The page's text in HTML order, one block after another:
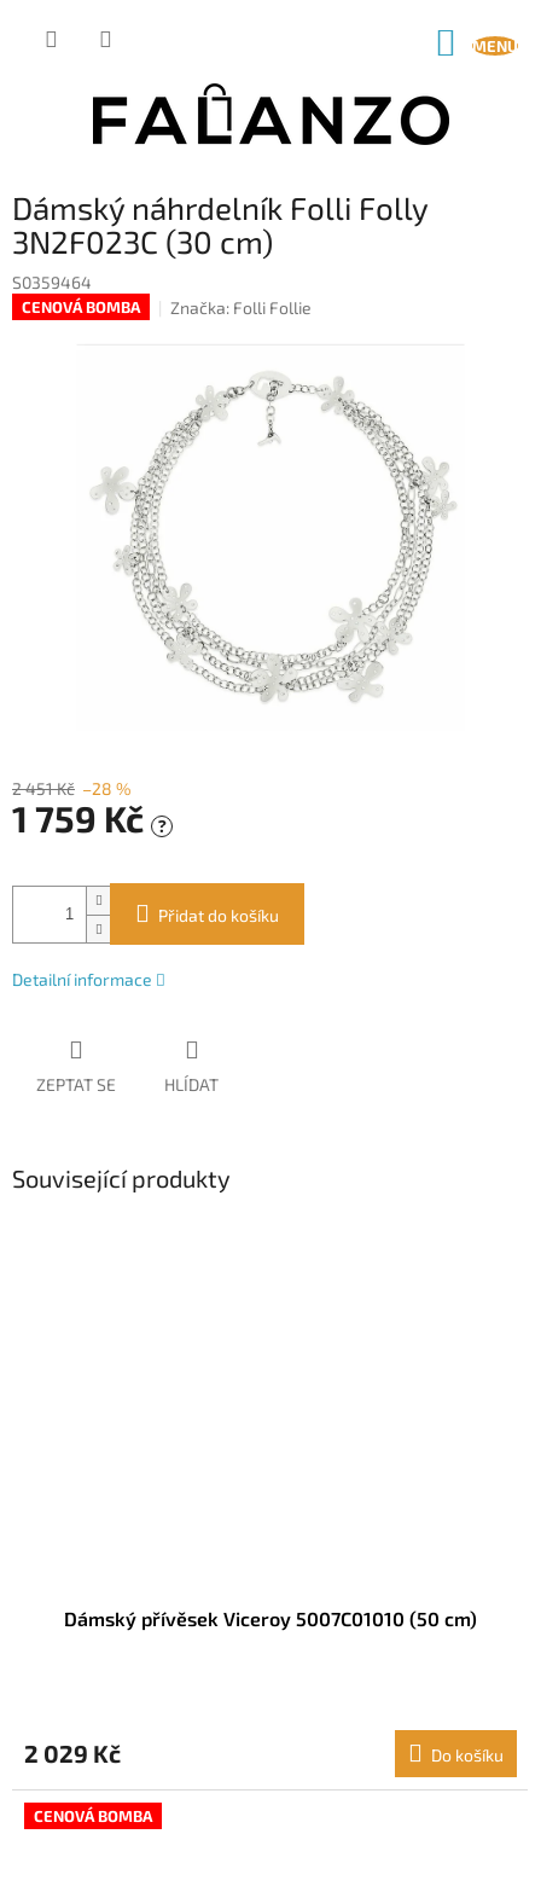
Dámský náhrdelník Folli Folly
3N2F023C (30 cm)
S0359464
CENOVÁ BOMBA Značka: Folli Follie
2 451 Kč –28 %
1 759 Kč ?
cena:
Přidat do košíku
Detailní informace
ZEPTAT SE HLÍDAT
Související produkty
Dámský přívěsek Viceroy 5007C01010 (50 cm)
2 029 Kč Do košíku
CENOVÁ BOMBA